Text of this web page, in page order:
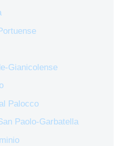
Gianicolense
Palocco
Paolo-Garbatella